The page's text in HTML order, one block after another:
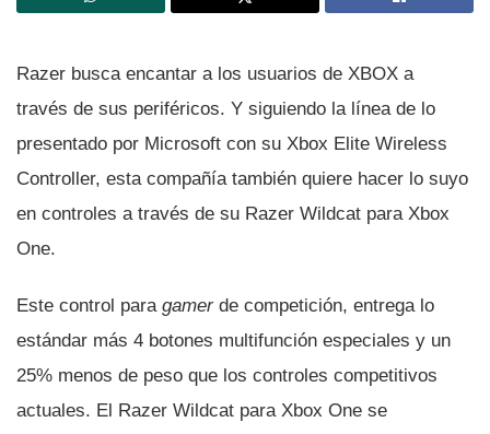
Razer busca encantar a los usuarios de XBOX a
través de sus periféricos. Y siguiendo la lí­nea de lo
presentado por Microsoft con su Xbox Elite Wireless
Controller, esta compañí­a también quiere hacer lo suyo
en controles a través de su Razer Wildcat para Xbox
One.
Este control para gamerde competición, entrega lo
estándar más 4 botones multifunción especiales y un
25% menos de peso que los controles competitivos
actuales. El Razer Wildcat para Xbox One se